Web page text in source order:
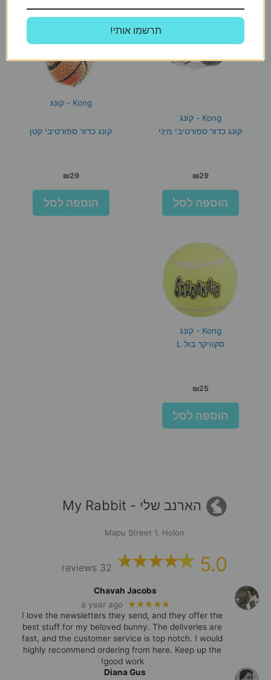
Kong - קונג
קונג כדור ספורטיבי מיני
₪29
הוספה לסל
Kong - קונג
קונג כדור ספורטיבי קטן
₪29
הוספה לסל
Kong - קונג
סקוויקר בול L
₪25
הוספה לסל
הארנב שלי - My Rabbit
Mapu Street 1, Holon
5.0
32 reviews
Chavah Jacobs
★★★★★
a year ago
I love the newsletters they send, and they offer the
best stuff for my beloved bunny. The deliveries are
fast, and the customer service is top notch. I would
highly recommend ordering from here. Keep up the
good work!
Diana Gus
!תרשמו אותי